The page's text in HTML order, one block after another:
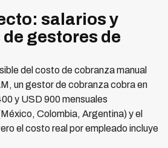
salarios y
gestores de
del costo de cobranza manual
un gestor de cobranza cobra en
y USD 900 mensuales
Colombia, Argentina) y el
el costo real por empleado incluye